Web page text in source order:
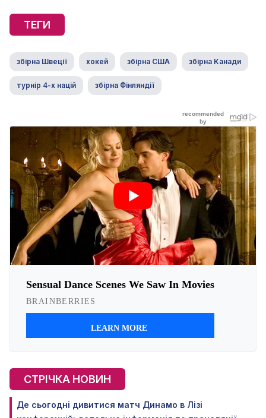
ТЕГИ
збірна Швеції хокей збірна США збірна Канади
турнір 4-х націй збірна Фінляндії
СТРІЧКА НОВИН
Де сьогодні дивитися матч Динамо в Лізі